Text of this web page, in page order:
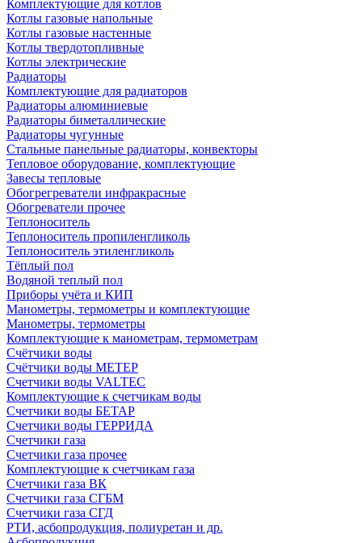
Комплектующие для котлов
Котлы газовые напольные
Котлы газовые настенные
Котлы твердотопливные
Котлы электрические
Радиаторы
Комплектующие для радиаторов
Радиаторы алюминиевые
Радиаторы биметаллические
Радиаторы чугунные
Стальные панельные радиаторы, конвекторы
Тепловое оборудование, комплектующие
Завесы тепловые
Обогрегреватели инфракрасные
Обогреватели прочее
Теплоноситель
Теплоноситель пропиленгликоль
Теплоноситель этиленгликоль
Тёплый пол
Водяной теплый пол
Приборы учёта и КИП
Манометры, термометры и комплектующие
Манометры, термометры
Комплектующие к манометрам, термометрам
Счётчики воды
Счётчики воды МЕТЕР
Счетчики воды VALTEC
Комплектующие к счетчикам воды
Счетчики воды БЕТАР
Счетчики воды ГЕРРИДА
Счетчики газа
Счетчики газа прочее
Комплектующие к счетчикам газа
Счетчики газа ВК
Счетчики газа СГБМ
Счетчики газа СГД
РТИ, асбопродукция, полиуретан и др.